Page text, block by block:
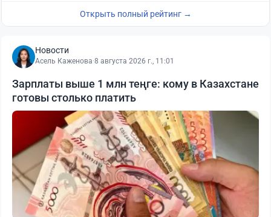
Открыть полный рейтинг →
Новости
Асель Каженова·8 августа 2026 г., 11:01
Зарплаты выше 1 млн теңге: кому в Казахстане
готовы столько платить